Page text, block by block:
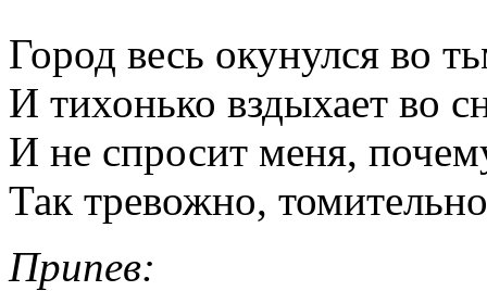
Город весь окунулся во
И тихонько вздыхает во
И не спросит меня,
Так тревожно,
Припев: